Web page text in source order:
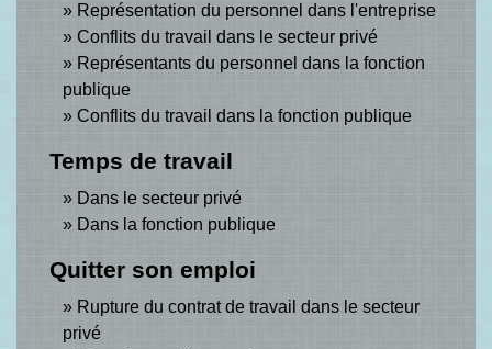
Représentation du personnel dans l'entreprise
Conflits du travail dans le secteur privé
Représentants du personnel dans la fonction
publique
Conflits du travail dans la fonction publique
Temps de travail
Dans le secteur privé
Dans la fonction publique
Quitter son emploi
Rupture du contrat de travail dans le secteur
privé